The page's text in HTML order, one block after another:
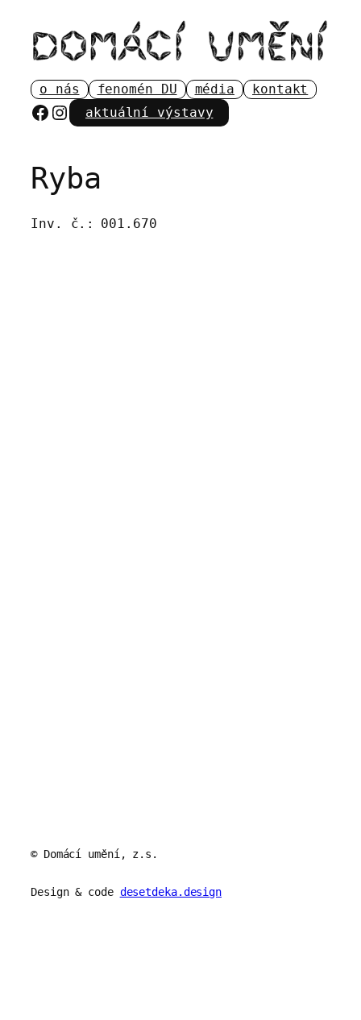
obsah
o nás fenomén DU média kontakt
Facebook
Instagram
aktuální výstavy
Ryba
Inv. č.: 001.670
© Domácí umění, z.s.
Design & code desetdeka.design